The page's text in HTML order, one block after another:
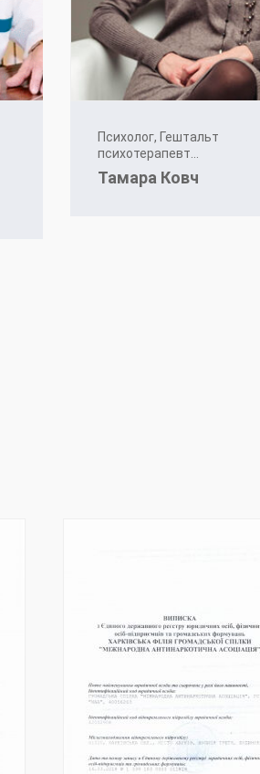
Психолог, Гештальт
психотерапевт...
Тамара Ковч